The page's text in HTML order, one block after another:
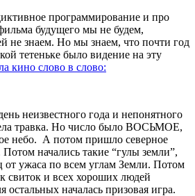
программирование и про
будущего мы не будем,
не знаем. Но мы знаем, что почти год
тетеньке было видение на эту
кино слово в слово:
неизвестного года и непонятного
травка. Но число было ВОСЬМОЕ,
небо. А потом пришло северное
начались такие “гулы земли”,
ужаса по всем углам Земли. Потом
свиток и всех хороших людей
остальных началась призовая игра.